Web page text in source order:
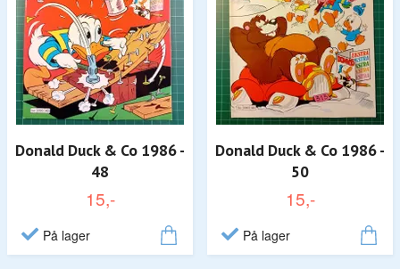
Donald Duck & Co 1986 -
48
15,-
På lager
Donald Duck & Co 1986 -
50
15,-
På lager